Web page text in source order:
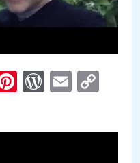
PinterestEmail